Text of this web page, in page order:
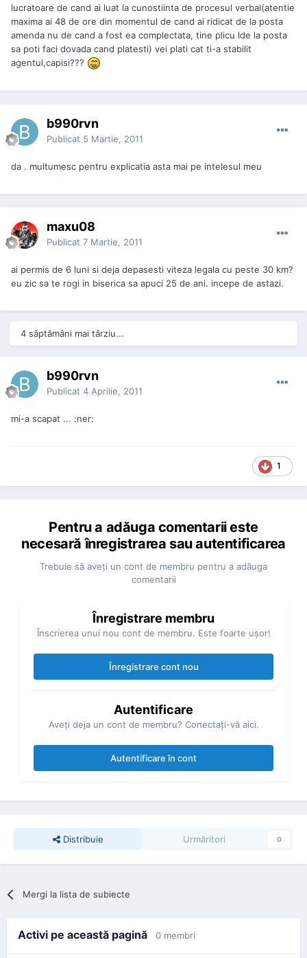
lucratoare de cand ai luat la cunostiinta de procesul verbal(atentie
maxima ai 48 de ore din momentul de cand ai ridicat de la posta
amenda nu de cand a fost ea complectata, tine plicu lde la posta
sa poti faci dovada cand platesti) vei plati cat ti-a stabilit
agentul,capisi???
b990rvn
Publicat 5 Martie, 2011
da . multumesc pentru explicatia asta mai pe intelesul meu
maxu08
Publicat 7 Martie, 2011
ai permis de 6 luni si deja depasesti viteza legala cu peste 30 km?
eu zic sa te rogi in biserica sa apuci 25 de ani. incepe de astazi.
4 săptămâni mai târziu...
b990rvn
Publicat 4 Aprilie, 2011
mi-a scapat ... :ner:
1
Pentru a adăuga comentarii este
necesară înregistrarea sau autentificarea
Trebuie să aveţi un cont de membru pentru a adăuga
comentarii
Înregistrare membru
Înscrierea unui nou cont de membru. Este foarte uşor!
Înregistrare cont nou
Autentificare
Aveţi deja un cont de membru? Conectaţi-vă aici.
Autentificare în cont
Distribuie Urmăritori 0
Mergi la lista de subiecte
Activi pe această pagină 0 membri